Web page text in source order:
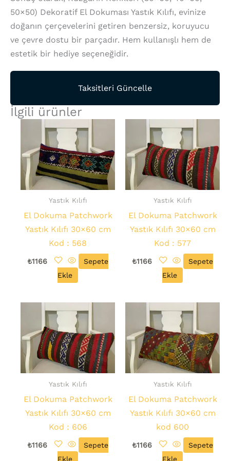
50×50) Dekoratif El Dokuması Yastık Kılıfı, evinize
doğanın çerçevelerini getiren benzersiz, koruyucu
ve çevre dostu bir parçadır. Hem kullanışlı hem de
estetik bir hediye seçeneğidir.
Taksitleri Güncelle
İlgili ürünler
Yastık Kılıfı
El Dokuma Patchwork
Yastık Kılıfı 30×60 cm
Kod : 568
₺1166
Sepete
Ekle
Yastık Kılıfı
El Dokuma Patchwork
Yastık Kılıfı 30×60 cm
Kod : 577
₺1166
Sepete
Ekle
Yastık Kılıfı
El Dokuma Patchwork
Yastık Kılıfı 30×60 cm
Kod : 606
₺1166
Sepete
Ekle
Yastık Kılıfı
El Dokuma Patchwork
Yastık Kılıfı 30×60 cm
kod 600
₺1166
Sepete
Ekle